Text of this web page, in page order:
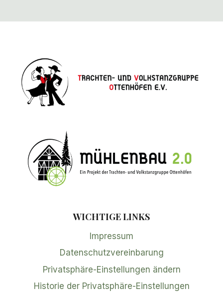
WICHTIGE LINKS
Impressum
Datenschutzvereinbarung
Privatsphäre-Einstellungen ändern
Historie der Privatsphäre-Einstellungen